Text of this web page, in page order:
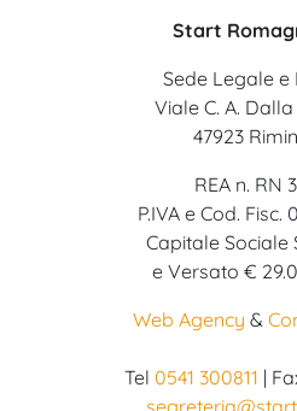
Start
Sede Legale e
Viale C. A. Dalla
47923
REA n. RN
P.IVA e Cod. Fisc.
Capitale Sociale
e Versato €
Web Agency &
Tel 0541 300811 |